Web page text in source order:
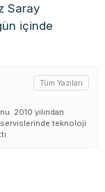
Saray
içinde
Tüm Yazıları
2010 yılından
teknoloji